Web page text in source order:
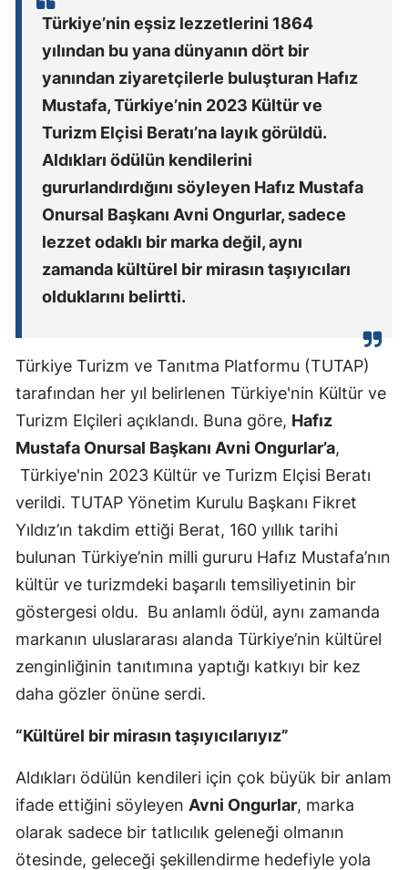
Türkiye’nin eşsiz lezzetlerini 1864
yılından bu yana dünyanın dört bir
yanından ziyaretçilerle buluşturan Hafız
Mustafa, Türkiye’nin 2023 Kültür ve
Turizm Elçisi Beratı’na layık görüldü.
Aldıkları ödülün kendilerini
gururlandırdığını söyleyen Hafız Mustafa
Onursal Başkanı Avni Ongurlar, sadece
lezzet odaklı bir marka değil, aynı
zamanda kültürel bir mirasın taşıyıcıları
olduklarını belirtti.
Türkiye Turizm ve Tanıtma Platformu (TUTAP)
tarafından her yıl belirlenen Türkiye'nin Kültür ve
Turizm Elçileri açıklandı. Buna göre, Hafız
Mustafa Onursal Başkanı Avni Ongurlar’a,
Türkiye'nin 2023 Kültür ve Turizm Elçisi Beratı
verildi. TUTAP Yönetim Kurulu Başkanı Fikret
Yıldız’ın takdim ettiği Berat, 160 yıllık tarihi
bulunan Türkiye’nin milli gururu Hafız Mustafa’nın
kültür ve turizmdeki başarılı temsiliyetinin bir
göstergesi oldu. Bu anlamlı ödül, aynı zamanda
markanın uluslararası alanda Türkiye’nin kültürel
zenginliğinin tanıtımına yaptığı katkıyı bir kez
daha gözler önüne serdi.
“Kültürel bir mirasın taşıyıcılarıyız”
Aldıkları ödülün kendileri için çok büyük bir anlam
ifade ettiğini söyleyen Avni Ongurlar, marka
olarak sadece bir tatlıcılık geleneği olmanın
ötesinde, geleceği şekillendirme hedefiyle yola